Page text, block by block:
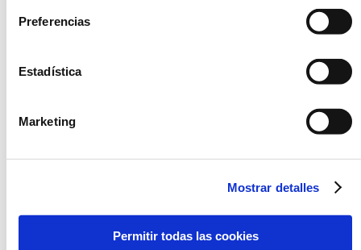
Preferencias
Estadística
Marketing
Mostrar detalles
Permitir todas las cookies